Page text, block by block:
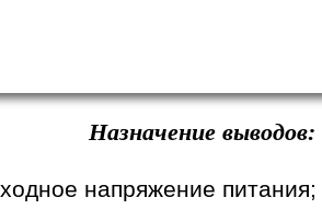
Назначение выводов:
напряжение питания;